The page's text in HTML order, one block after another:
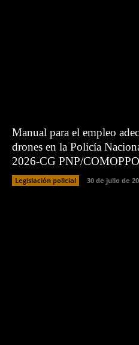
Manual para el empleo
drones en la Policía
2026-CG PNP/
Legislación policial 30 de julio de